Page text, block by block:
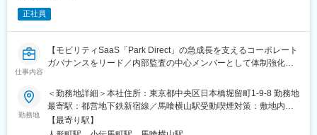
・リスク管理：グループ全体のリスク管理状況の評価・モニタリ
ング
・コンプライアンス・リスク管理委員会の事務局業務
・監査役との連携・監査役監査の実施支援
・海外拠点への往査（年4回程度、各1週間。インド・フィリピン
が主な対象）
を通じた不明瞭なプロセスの特定、リスク評価、および経営層へ
の報告・改善提言）
※レポートラインはCEOとなります。
正社員
仕事内容
【モビリティSaaS「Park Direct」の急成長を支えるコーポレート
ガバナンスをリード／内部監査の中心メンバーとして体制強化を
■業務概要
当社が運営するモビリティSaaS「Park Direct」サービスの成長に
伴い、コーポレートガバナンスグループの強化を図っています。
リーダー候補として、内部監査実務の中心メンバーを担い、内部
勤務地
＜勤務地詳細＞本社住所：東京都中央区日本橋堀留町1-9-8 勤務地
最寄駅：都営地下鉄新宿線／馬喰横山駅受動喫煙対策：敷地内全
面禁煙
【最寄り駅】